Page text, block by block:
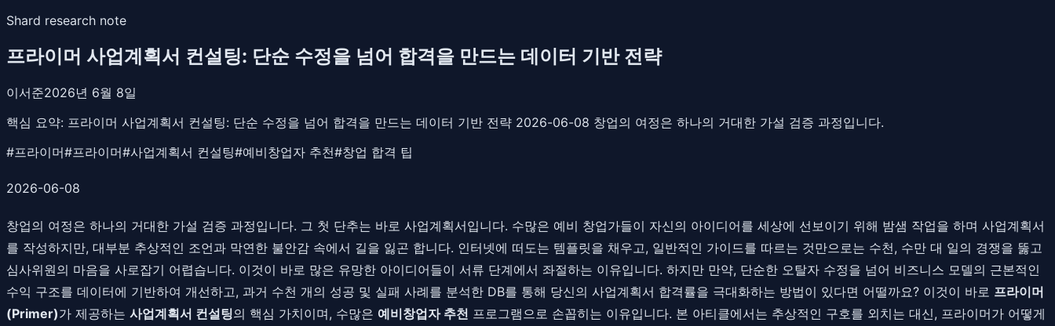
Shard research note
프라이머 사업계획서 컨설팅: 단순 수정을 넘어 합격을 만드는 데이터 기반 전략
이서준2026년 6월 8일
핵심 요약: 프라이머 사업계획서 컨설팅: 단순 수정을 넘어 합격을 만드는 데이터 기반 전략 2026-06-08 창업의 여정은 하나의 거대한 가설 검증 과정입니다.
#프라이머#프라이머#사업계획서 컨설팅#예비창업자 추천#창업 합격 팁
2026-06-08
창업의 여정은 하나의 거대한 가설 검증 과정입니다. 그 첫 단추는 바로 사업계획서입니다. 수많은 예비 창업가들이 자신의 아이디어를 세상에 선보이기 위해 밤샘 작업을 하며 사업계획서
를 작성하지만, 대부분 추상적인 조언과 막연한 불안감 속에서 길을 잃곤 합니다. 인터넷에 떠도는 템플릿을 채우고, 일반적인 가이드를 따르는 것만으로는 수천, 수만 대 일의 경쟁을 뚫고
심사위원의 마음을 사로잡기 어렵습니다. 이것이 바로 많은 유망한 아이디어들이 서류 단계에서 좌절하는 이유입니다. 하지만 만약, 단순한 오탈자 수정을 넘어 비즈니스 모델의 근본적인
수익 구조를 데이터에 기반하여 개선하고, 과거 수천 개의 성공 및 실패 사례를 분석한 DB를 통해 당신의 사업계획서 합격률을 극대화하는 방법이 있다면 어떨까요? 이것이 바로 프라이머
(Primer)가 제공하는 사업계획서 컨설팅의 핵심 가치이며, 수많은 예비창업자 추천 프로그램으로 손꼽히는 이유입니다. 본 아티클에서는 추상적인 구호를 외치는 대신, 프라이머가 어떻게